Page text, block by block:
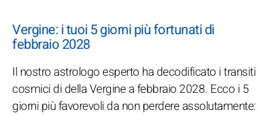
Vergine: i tuoi 5 giorni più fortunati di
febbraio 2028
Il nostro astrologo esperto ha decodificato i transiti
cosmici di della Vergine a febbraio 2028. Ecco i 5
giorni più favorevoli da non perdere assolutamente: